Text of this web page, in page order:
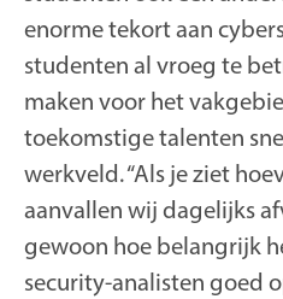
enorme tekort aan
studenten al vroeg te
maken voor het
toekomstige talenten
werkveld. “Als je ziet
aanvallen wij dagelijks
gewoon hoe belangrijk
security-analisten goed